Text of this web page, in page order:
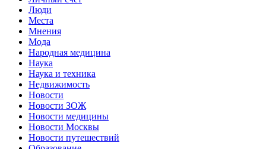
Люди
Места
Мнения
Мода
Народная медицина
Наука
Наука и техника
Недвижимость
Новости
Новости ЗОЖ
Новости медицины
Новости Москвы
Новости путешествий